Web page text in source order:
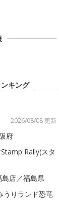
キング
2026/08/08 更新
府
Rally(スタ
店／福島県
うりランド恐竜